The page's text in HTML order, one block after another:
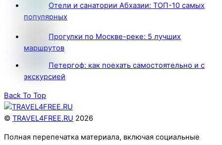
Отели и санатории Абхазии: ТОП-10 самых
популярных
Прогулки по Москве-реке: 5 лучших
маршрутов
Петергоф: как поехать самостоятельно и с
экскурсией
Back To Top
© TRAVEL4FREE.RU 2026
Полная перепечатка материала, включая социальные